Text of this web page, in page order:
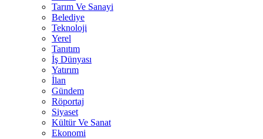
Tarım Ve Sanayi
Belediye
Teknoloji
Yerel
Tanıtım
İş Dünyası
Yatırım
İlan
Gündem
Röportaj
Siyaset
Kültür Ve Sanat
Ekonomi